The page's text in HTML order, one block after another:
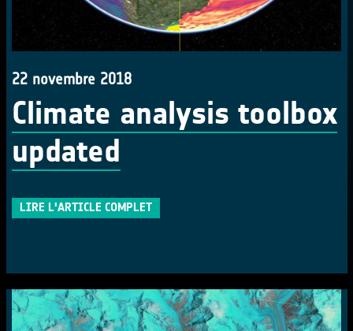
22 novembre 2018
Climate analysis toolbox
updated
LIRE L'ARTICLE COMPLET